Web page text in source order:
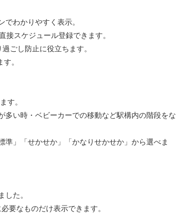
でわかりやすく表示。
接スケジュール登録できます。
ごし防止に役立ちます。
。
す。
多い時・ベビーカーでの移動など駅構内の階段をな
準」「せかせか」「かなりせかせか」から選べま
した。
要なものだけ表示できます。